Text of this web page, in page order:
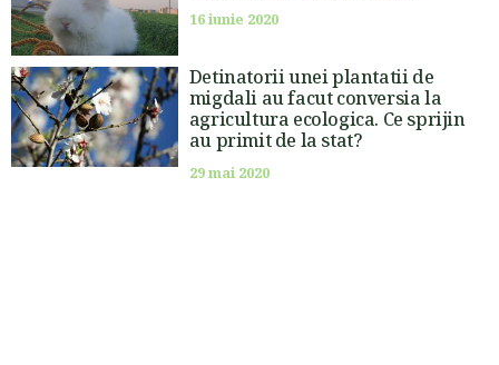
16 iunie 2020
Detinatorii unei plantatii de
migdali au facut conversia la
agricultura ecologica. Ce sprijin
au primit de la stat?
29 mai 2020